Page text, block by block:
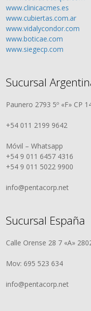
www.clinicacmes.es
www.cubiertas.com.ar
www.vidalycondor.com
www.boticae.com
www.siegecp.com
Sucursal
Paunero 2793 5º «F» CP
+54 011 2199 9642
Móvil – Whatsapp
+54 9 011 6457 4316
+54 9 011 5022 9900
info@pentacorp.net
Sucursal España
Calle Orense 28 7 «A»
Mov: 695 523 634
info@pentacorp.net